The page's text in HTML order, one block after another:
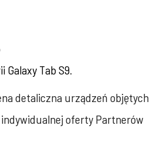
Galaxy Tab S9.
detaliczna urządzeń objętych
indywidualnej oferty Partnerów